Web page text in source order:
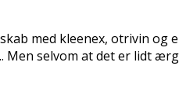
med kleenex, otrivin og
selvom at det er lidt